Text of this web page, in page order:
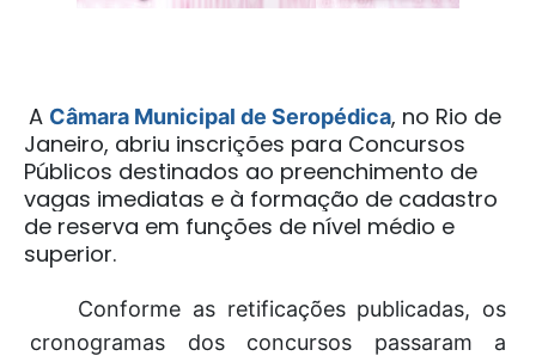
A Câmara Municipal de Seropédica, no Rio de
Janeiro, abriu inscrições para Concursos
Públicos destinados ao preenchimento de
vagas imediatas e à formação de cadastro
de reserva em funções de nível médio e
superior.
Conforme as retificações publicadas, os
cronogramas dos concursos passaram a